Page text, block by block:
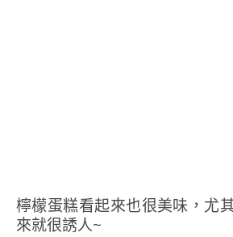
檸檬蛋糕看起來也很美味，尤
來就很誘人~